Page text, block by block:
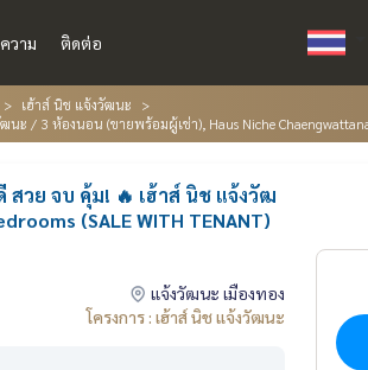
วาม ติดต่อ
เฮ้าส์ นิช แจ้งวัฒนะ
ห้องนอน (ขายพร้อมผู้เช่า), Haus Niche Chaengwattana
สวย จบ คุ้ม! 🔥 เฮ้าส์ นิช แจ้งวัฒ
(SALE WITH TENANT)
แจ้งวัฒนะ เมืองทอง
โครงการ : เฮ้าส์ นิช แจ้งวัฒนะ